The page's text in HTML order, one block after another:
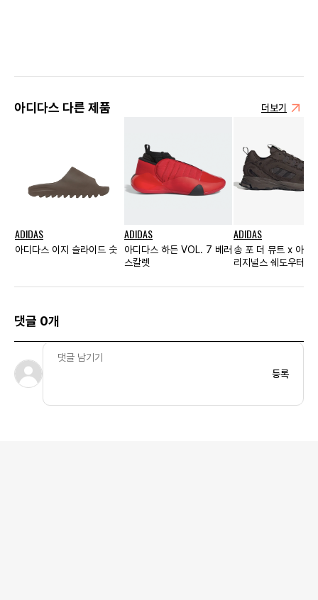
아디다스 다른 제품 더보기
ADIDAS
아디다스 이지 슬라이드 숫
ADIDAS
아디다스 하든 VOL. 7 베러
스칼렛
ADIDAS
송 포 더 뮤트 x 아디
리지널스 쉐도우터프
댓글 0개
등록